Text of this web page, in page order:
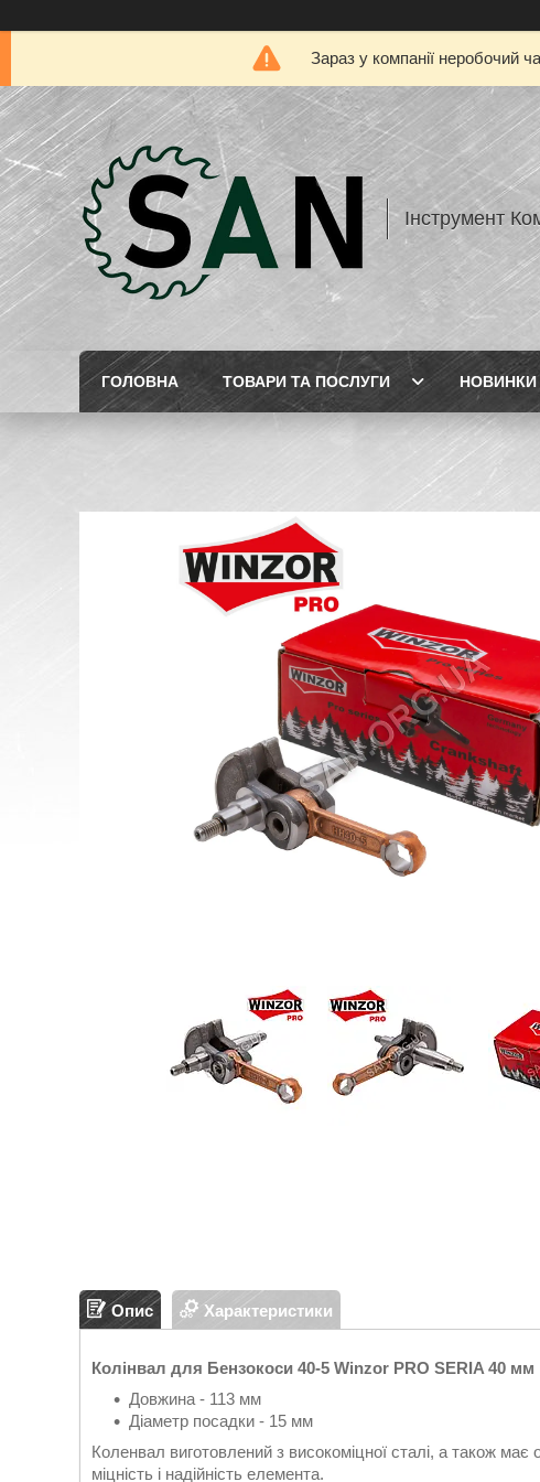
Зараз у компанії неробочий
Інструмент
ГОЛОВНА ТОВАРИ ТА ПОСЛУГИ НОВИНКИ
Опис Характеристики
Колінвал для Бензокоси 40-5 Winzor PRO SERIA 40 мм
Довжина - 113 мм
Діаметр посадки - 15 мм
Коленвал виготовлений з високоміцної сталі, а також має
міцність і надійність елемента.